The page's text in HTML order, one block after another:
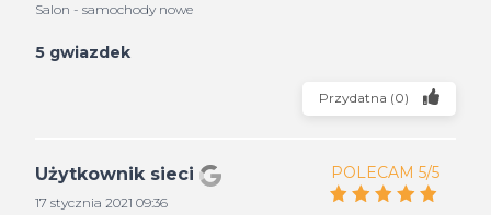
Salon - samochody nowe
5 gwiazdek
Przydatna (0)
Użytkownik sieci
17 stycznia 2021 09:36
POLECAM 5/5